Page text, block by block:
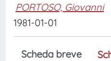
PORTOSO, Giovanni
1981-01-01
Scheda breve